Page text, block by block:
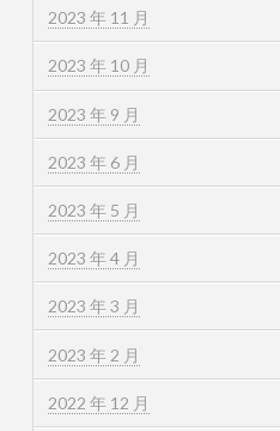
2023 年 11 月
2023 年 10 月
2023 年 9 月
2023 年 6 月
2023 年 5 月
2023 年 4 月
2023 年 3 月
2023 年 2 月
2022 年 12 月